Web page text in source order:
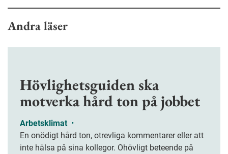
Andra läser
Hövlighetsguiden ska
motverka hård ton på jobbet
Arbetsklimat •
En onödigt hård ton, otrevliga kommentarer eller att
inte hälsa på sina kollegor. Ohövligt beteende på